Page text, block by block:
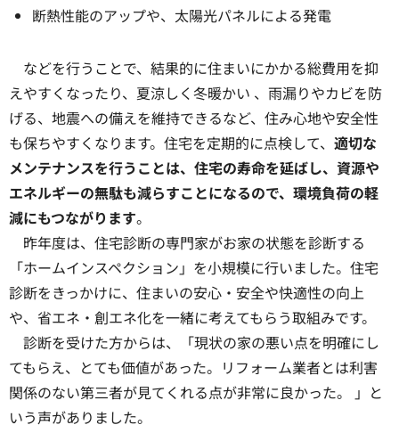
断熱性能のアップや、太陽光パネルによる発電
などを行うことで、結果的に住まいにかかる総費用を抑
えやすくなったり、夏涼しく冬暖かい 、雨漏りやカビを防
げる、地震への備えを維持できるなど、住み心地や安全性
も保ちやすくなります。住宅を定期的に点検して、 適切な
メンテナンスを行うことは、住宅の寿命を延ばし、資源や
エネルギーの無駄も減らすことになるので、環境負荷の軽
減にもつながります。
昨年度は、住宅診断の専門家がお家の状態を診断する
「ホームインスペクション」を小規模に行いました。住宅
診断をきっかけに、住まいの安心・安全や快適性の向上
や、省エネ・創エネ化を一緒に考えてもらう取組みです。
診断を受けた方からは、「現状の家の悪い点を明確にし
てもらえ、とても価値があった。リフォーム業者とは利害
関係のない第三者が見てくれる点が非常に良かった。 」と
いう声がありました。